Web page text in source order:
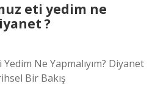
eti yedim ne
?
Ne Yapmalıyım? Diyanet
Bir Bakış